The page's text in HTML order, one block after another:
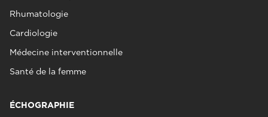
Rhumatologie
Cardiologie
Médecine interventionnelle
Santé de la femme
ÉCHOGRAPHIE